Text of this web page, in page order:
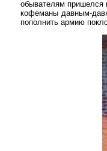
обывателям пришелся
кофеманы давным-
пополнить армию